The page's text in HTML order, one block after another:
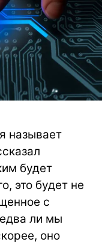
называет
будет
это будет не
с
ли мы
оно